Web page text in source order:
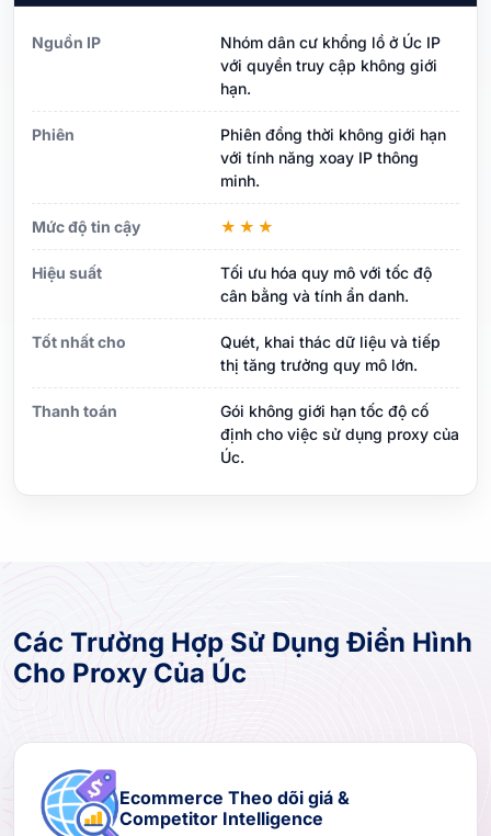
Nguồn IP
Nhóm dân cư khổng lồ ở Úc IP
với quyền truy cập không giới
hạn.
Phiên
Phiên đồng thời không giới hạn
với tính năng xoay IP thông
minh.
Mức độ tin cậy ★★★
Hiệu suất
Tối ưu hóa quy mô với tốc độ
cân bằng và tính ẩn danh.
Tốt nhất cho
Quét, khai thác dữ liệu và tiếp
thị tăng trưởng quy mô lớn.
Thanh toán
Gói không giới hạn tốc độ cố
định cho việc sử dụng proxy của
Úc.
Các Trường Hợp Sử Dụng Điển Hình
Cho Proxy Của Úc
Ecommerce Theo dõi giá &
Competitor Intelligence